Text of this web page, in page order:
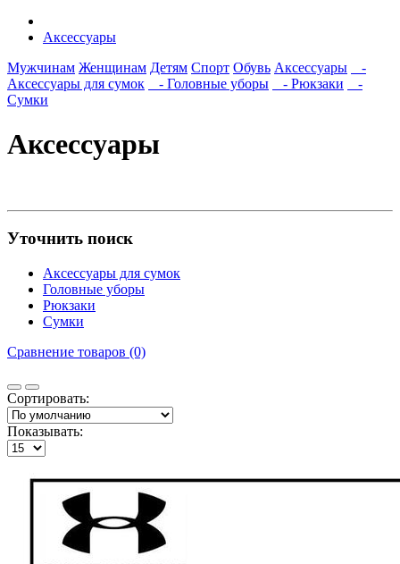
Аксессуары
Мужчинам Женщинам Детям Спорт Обувь Аксессуары
-
Аксессуары для сумок
- Головные уборы - Рюкзаки
-
Сумки
Аксессуары
Уточнить поиск
Аксессуары для сумок
Головные уборы
Рюкзаки
Сумки
Сравнение товаров (0)
Сортировать:
Показывать: